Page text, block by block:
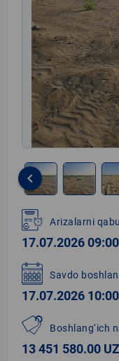
1
of
8
keyboard_arrow_left
Arizalarni
17.07.2026 09:00
Savdo
17.07.2026 10:00
Boshlang‘ich
13 451 580.00